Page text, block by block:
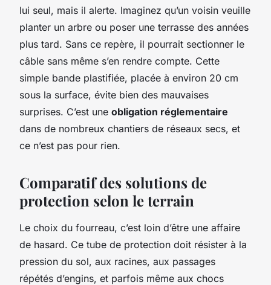
lui seul, mais il alerte. Imaginez qu’un voisin veuille
planter un arbre ou poser une terrasse des années
plus tard. Sans ce repère, il pourrait sectionner le
câble sans même s’en rendre compte. Cette
simple bande plastifiée, placée à environ 20 cm
sous la surface, évite bien des mauvaises
surprises. C’est une obligation réglementaire
dans de nombreux chantiers de réseaux secs, et
ce n’est pas pour rien.
Comparatif des solutions de
protection selon le terrain
Le choix du fourreau, c’est loin d’être une affaire
de hasard. Ce tube de protection doit résister à la
pression du sol, aux racines, aux passages
répétés d’engins, et parfois même aux chocs